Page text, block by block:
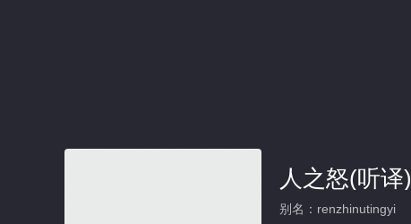
人之怒(听译)
别名：renzhinutingyi